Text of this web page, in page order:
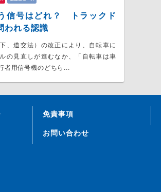
信号はどれ？ トラックド
われる認識
、道交法）の改正により、自転車に
の見直しが進むなか、「自転車は車
者用信号機のどちら...
免責事項
お問い合わせ